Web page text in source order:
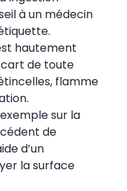
à un médecin
hautement
de toute
flamme
sur la
de
d’un
la surface